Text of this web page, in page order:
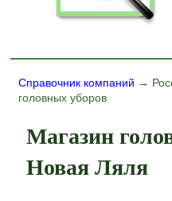
Справочник компаний →
головных уборов
Магазин
Новая Ляля